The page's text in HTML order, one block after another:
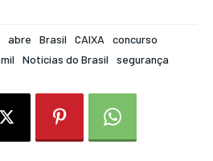
abre Brasil CAIXA
concurso
mil Notícias do Brasil
segurança